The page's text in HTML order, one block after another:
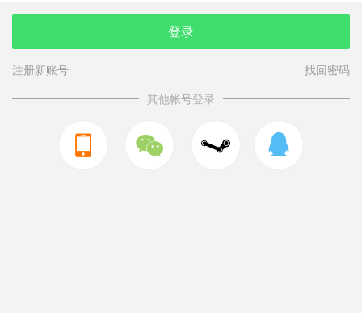
安全提问(未设置请忽略)
登录
注册新账号
找回密码
其他帐号登录
  